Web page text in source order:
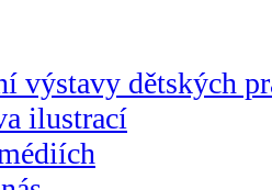
výstavy dětských
ilustrací